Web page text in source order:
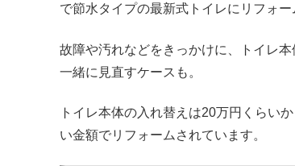
で節水タイプの最新式トイレにリフォー
故障や汚れなどをきっかけに、トイレ
一緒に見直すケースも。
トイレ本体の入れ替えは20万円くらい
い金額でリフォームされています。